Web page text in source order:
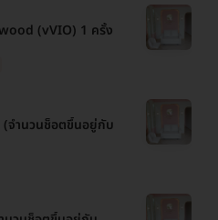
(vVIO) 1 ครั้ง
(จำนวนช็อตขึ้นอยู่กับ